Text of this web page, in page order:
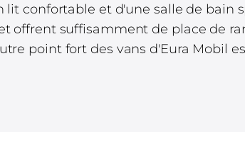
confortable et d'une salle de bain
offrent suffisamment de place de
point fort des vans d'Eura Mobil